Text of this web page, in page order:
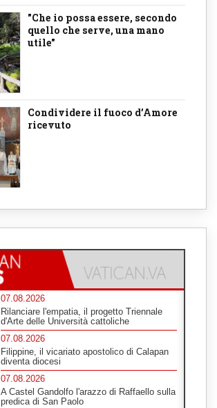
"Che io possa essere, secondo
quello che serve, una mano
utile"
Condividere il fuoco d’Amore
ricevuto
07.08.2026
Rilanciare l'empatia, il progetto Triennale
d'Arte delle Università cattoliche
07.08.2026
Filippine, il vicariato apostolico di Calapan
diventa diocesi
07.08.2026
A Castel Gandolfo l'arazzo di Raffaello sulla
predica di San Paolo